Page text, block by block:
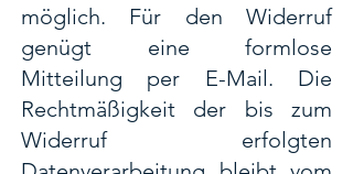
möglich. Für den Widerruf
genügt eine formlose
Mitteilung per E-Mail. Die
Rechtmäßigkeit der bis zum
Widerruf erfolgten